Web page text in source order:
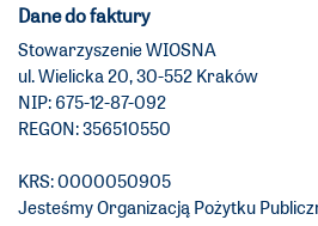
Dane do faktury
Stowarzyszenie WIOSNA
ul. Wielicka 20, 30-552 Kraków
NIP: 675-12-87-092
REGON: 356510550
KRS: 0000050905
Jesteśmy Organizacją Pożytku